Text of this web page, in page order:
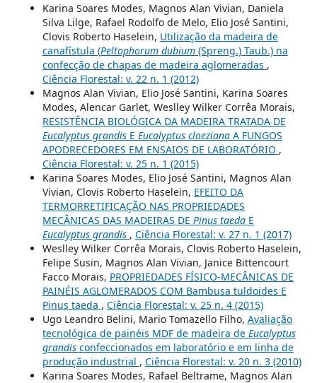
Karina Soares Modes, Magnos Alan Vivian, Daniela
Silva Lilge, Rafael Rodolfo de Melo, Elio José Santini,
Clovis Roberto Haselein, Utilização da madeira de
canafístula (Peltophorum dubium(Spreng.) Taub.) na
confecção de chapas de madeira aglomeradas ,
Ciência Florestal: v. 22 n. 1 (2012)
Magnos Alan Vivian, Elio José Santini, Karina Soares
Modes, Alencar Garlet, Weslley Wilker Corrêa Morais,
RESISTÊNCIA BIOLÓGICA DA MADEIRA TRATADA DE
Eucalyptus grandisE Eucalyptus cloeziana A FUNGOS
APODRECEDORES EM ENSAIOS DE LABORATÓRIO ,
Ciência Florestal: v. 25 n. 1 (2015)
Karina Soares Modes, Elio José Santini, Magnos Alan
Vivian, Clovis Roberto Haselein, EFEITO DA
TERMORRETIFICAÇÃO NAS PROPRIEDADES
MECÂNICAS DAS MADEIRAS DE Pinus taedaE
Eucalyptus grandis , Ciência Florestal: v. 27 n. 1 (2017)
Weslley Wilker Corrêa Morais, Clovis Roberto Haselein,
Felipe Susin, Magnos Alan Vivian, Janice Bittencourt
Facco Morais, PROPRIEDADES FÍSICO-MECÂNICAS DE
PAINÉIS AGLOMERADOS COM Bambusa tuldoides E
Pinus taeda , Ciência Florestal: v. 25 n. 4 (2015)
Ugo Leandro Belini, Mario Tomazello Filho, Avaliação
tecnológica de painéis MDF de madeira de Eucalyptus
grandis confeccionados em laboratório e em linha de
produção industrial , Ciência Florestal: v. 20 n. 3 (2010)
Karina Soares Modes, Rafael Beltrame, Magnos Alan